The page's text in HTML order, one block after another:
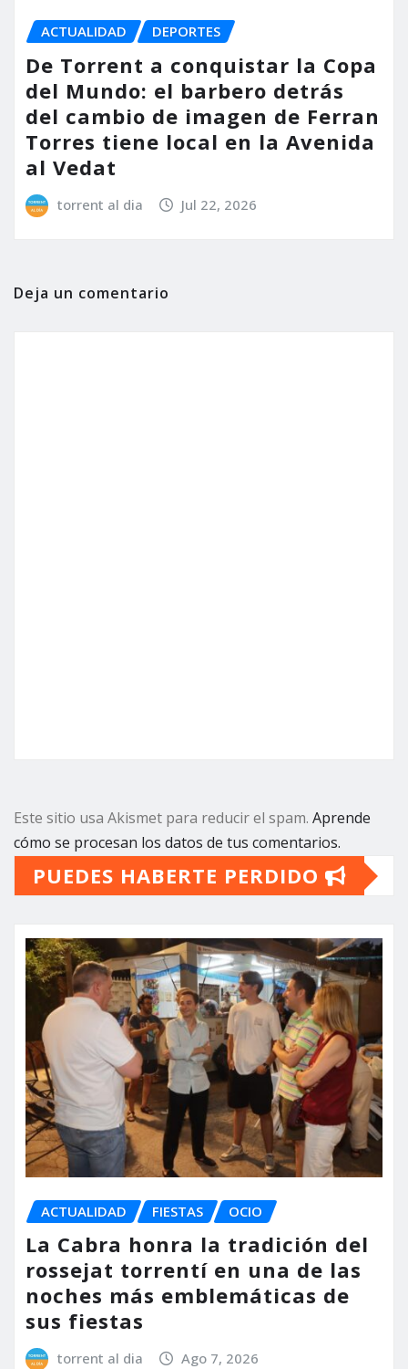
ACTUALIDAD DEPORTES
De Torrent a conquistar la Copa
del Mundo: el barbero detrás
del cambio de imagen de Ferran
Torres tiene local en la Avenida
al Vedat
torrent al dia Jul 22, 2026
Deja un comentario
Este sitio usa Akismet para reducir el spam. Aprende
cómo se procesan los datos de tus comentarios.
PUEDES HABERTE PERDIDO
ACTUALIDAD FIESTAS OCIO
La Cabra honra la tradición del
rossejat torrentí en una de las
noches más emblemáticas de
sus fiestas
torrent al dia Ago 7, 2026